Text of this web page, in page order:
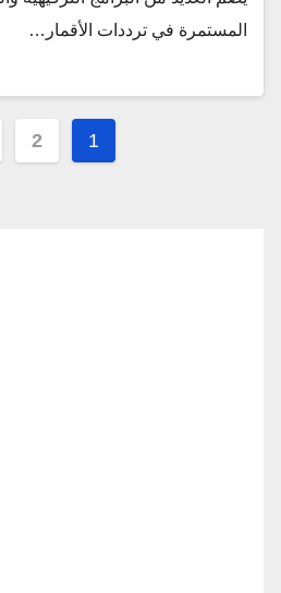
المستمرة في ترددات الأقمار…
تعدد
1
2